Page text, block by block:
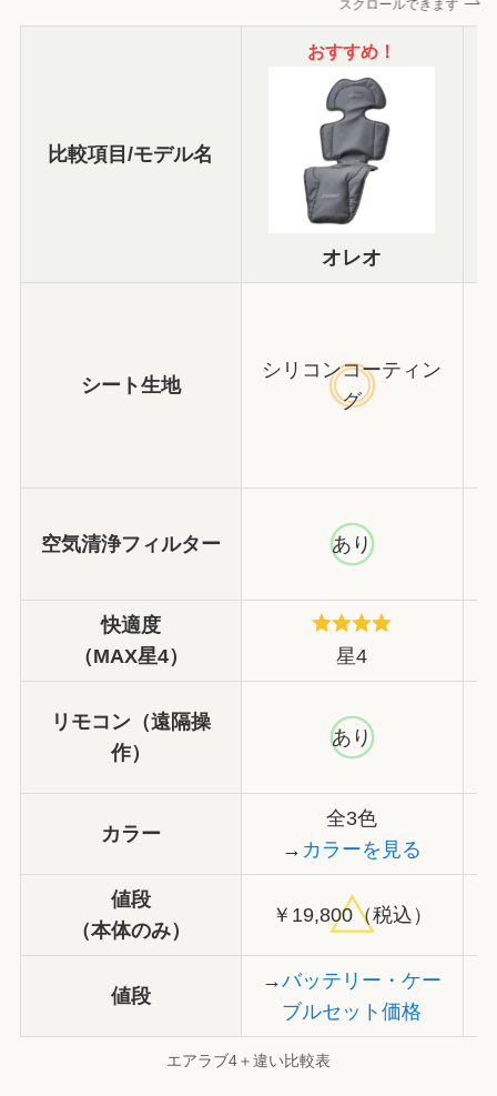
スクロールできます
比較項目/モデル名
おすすめ！
オレオ
シート生地
シリコンコーティン
グ
空気清浄フィルター あり
快適度
（MAX星4）
星4
リモコン（遠隔操
作）
あり
カラー
全3色
→ カラーを見る
値段
（本体のみ）
￥19,800（税込）
値段
→バッテリー・ケー
ブルセット価格
エアラブ4＋違い比較表